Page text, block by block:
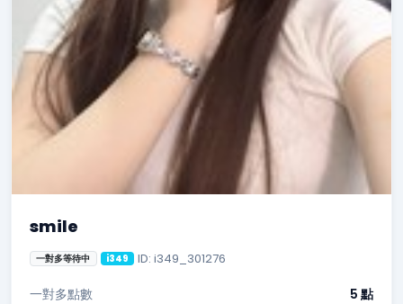
smile
一對多等待中 i349 ID: i349_301276
一對多點數
5 點